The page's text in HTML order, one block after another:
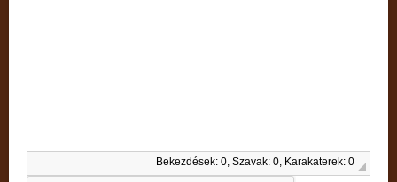
Bekezdések: 0, Szavak: 0, Karakaterek: 0